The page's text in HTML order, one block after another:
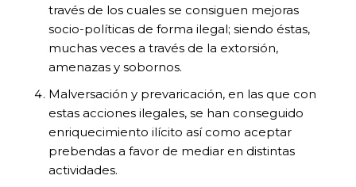
través de los cuales se consiguen mejoras
socio-políticas de forma ilegal; siendo éstas,
muchas veces a través de la extorsión,
amenazas y sobornos.
Malversación y prevaricación, en las que con
estas acciones ilegales, se han conseguido
enriquecimiento ilícito así como aceptar
prebendas a favor de mediar en distintas
actividades.